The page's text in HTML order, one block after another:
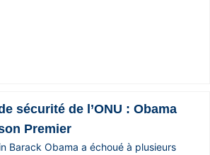
sécurité de l’ONU : Obama
Premier
Barack Obama a échoué à plusieurs